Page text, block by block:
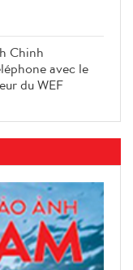
Chinh
avec le
du WEF